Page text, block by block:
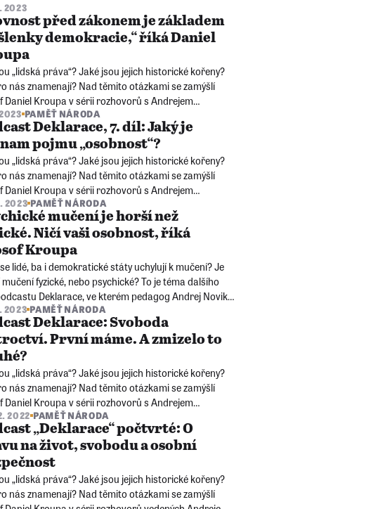
2023
před zákonem je základem
demokracie,“ říká Daniel
„lidská práva“? Jaké jsou jejich historické kořeny?
nás znamenají? Nad těmito otázkami se zamýšlí
Daniel Kroupa v sérii rozhovorů s Andrejem
Každý díl podcastu se věnuje jednomu článku
deklarace lidských práv.
PAMĚŤ NÁRODA
Deklarace, 7. díl: Jaký je
pojmu „osobnost“?
„lidská práva“? Jaké jsou jejich historické kořeny?
nás znamenají? Nad těmito otázkami se zamýšlí
Daniel Kroupa v sérii rozhovorů s Andrejem
Každý díl podcastu se věnuje jednomu článku
deklarace lidských práv.
2023 PAMĚŤ NÁRODA
mučení je horší než
Ničí vaši osobnost, říká
Kroupa
lidé, ba i demokratické státy uchylují k mučení? Je
fyzické, nebo psychické? To je téma dalšího
Deklarace, ve kterém pedagog Andrej Novik
Daniel Kroupa mluví o smyslu jednotlivých článků
lidských práv.
2023 PAMĚŤ NÁRODA
Deklarace: Svoboda
První máme. A zmizelo to
„lidská práva“? Jaké jsou jejich historické kořeny?
nás znamenají? Nad těmito otázkami se zamýšlí
Daniel Kroupa v sérii rozhovorů s Andrejem
Každý díl podcastu se věnuje jednomu článku
deklarace lidských práv.
2022 PAMĚŤ NÁRODA
„Deklarace“ počtvrté: O
na život, svobodu a osobní
„lidská práva“? Jaké jsou jejich historické kořeny?
nás znamenají? Nad těmito otázkami se zamýšlí